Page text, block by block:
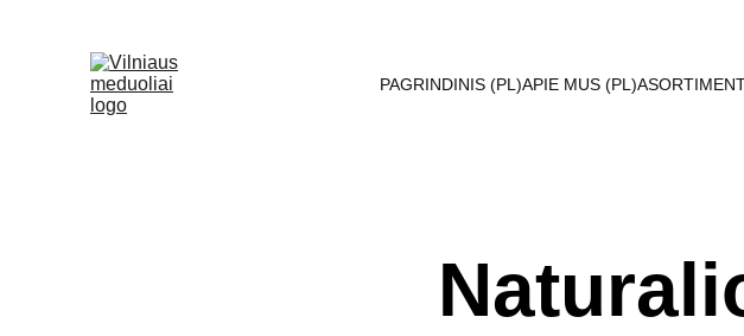
PAGRINDINIS (PL)APIE MUS (PL)